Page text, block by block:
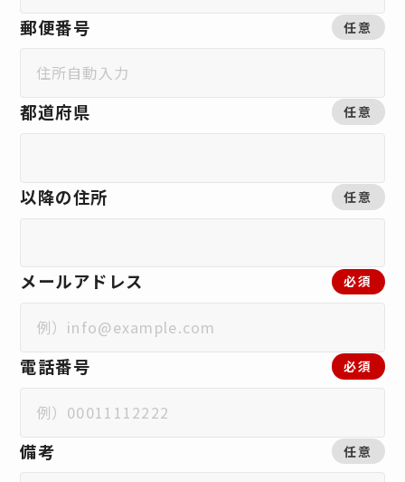
任意
郵便番号
任意
都道府県
任意
以降の住所
必須
メールアドレス
必須
電話番号
任意
備考